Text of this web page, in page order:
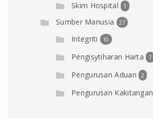
Skim Hospital 1
Sumber Manusia 27
Integriti 10
Pengisytiharan Harta 7
Pengurusan Aduan 2
Pengurusan Kakitangan